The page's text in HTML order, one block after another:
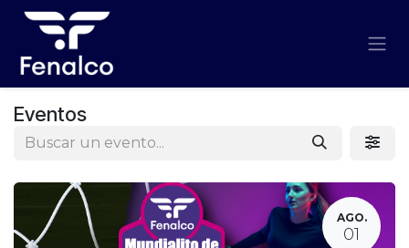
Ir al contenido
Eventos
AGO.
01